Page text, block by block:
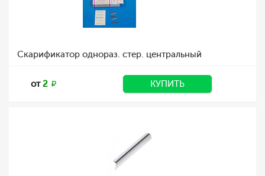
Скарификатор однораз. стер. центральный
от2 КУПИТЬ